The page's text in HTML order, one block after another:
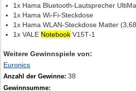
1x Hama Bluetooth‑Lautsprecher
1x Hama Wi‑Fi‑Steckdose
1x Hama WLAN‑Steckdose Matter
1x VALE Notebook V15T‑1
Weitere Gewinnspiele von:
Euronics
Anzahl der Gewinne: 38
Gewinnsumme: